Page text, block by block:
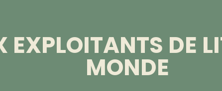
EXPLOITANTS DE
MONDE